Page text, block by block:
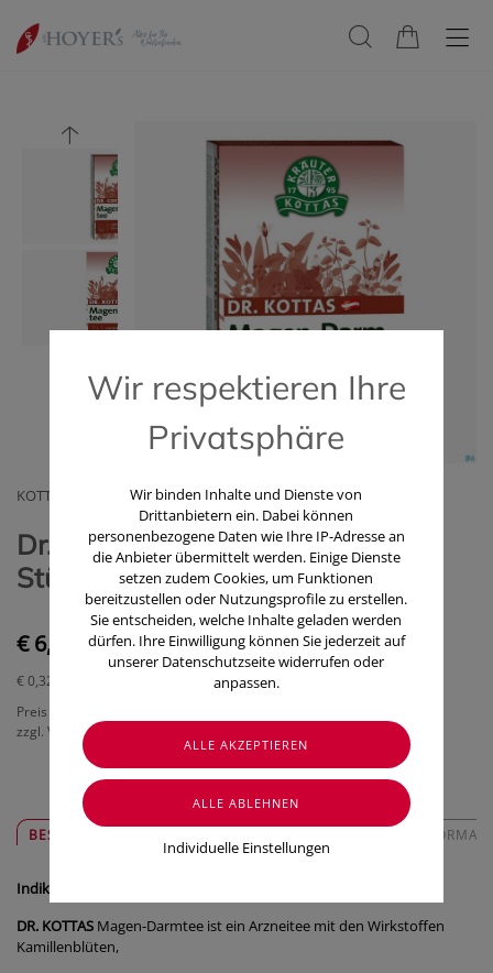
KOTTAS PHARMA GMBH
Dr. Kottas Magen-Darm-Tee 20
Stück
€ 6,40
€ 0,32
Preis inkl. MwSt.
zzgl. Versandkosten
BESCHREIBUNG
Indikation
DR. KOTTAS Magen-Darmtee ist ein Arzneitee mit den Wirkstoffen
Kamillenblüten,
Wir respektieren Ihre
Privatsphäre
Wir binden Inhalte und Dienste von
Drittanbietern ein. Dabei können
personenbezogene Daten wie Ihre IP-Adresse an
die Anbieter übermittelt werden. Einige Dienste
setzen zudem Cookies, um Funktionen
bereitzustellen oder Nutzungsprofile zu erstellen.
Sie entscheiden, welche Inhalte geladen werden
dürfen. Ihre Einwilligung können Sie jederzeit auf
unserer Datenschutzseite widerrufen oder
anpassen.
Individuelle Einstellungen